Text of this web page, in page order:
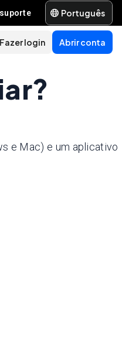
Português
Abrir conta
Fazer login
e Mac) e um aplicativo